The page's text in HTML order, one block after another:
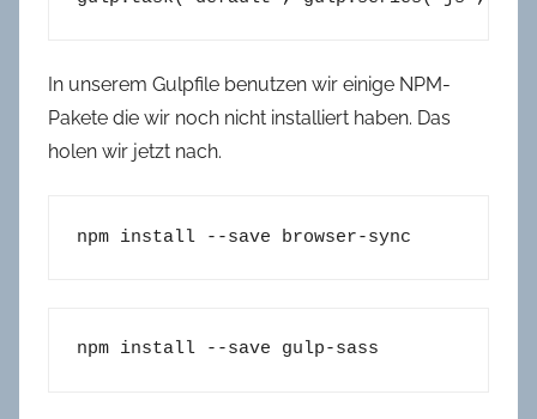
In unserem Gulpfile benutzen wir einige NPM-
Pakete die wir noch nicht installiert haben. Das
holen wir jetzt nach.
npm install --save browser-sync
npm install --save gulp-sass